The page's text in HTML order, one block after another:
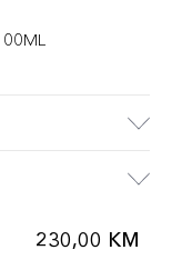
230,00 KM